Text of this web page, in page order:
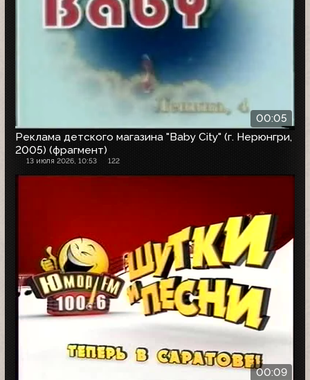
00:05
Реклама детского магазина "Baby City" (г. Нерюнгри,
2005) (фрагмент)
13 июля 2026, 10:53 122
00:09